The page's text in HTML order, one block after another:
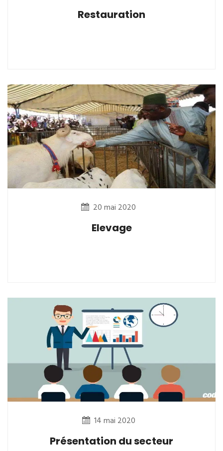
Restauration
20 mai 2020
Elevage
14 mai 2020
Présentation du secteur